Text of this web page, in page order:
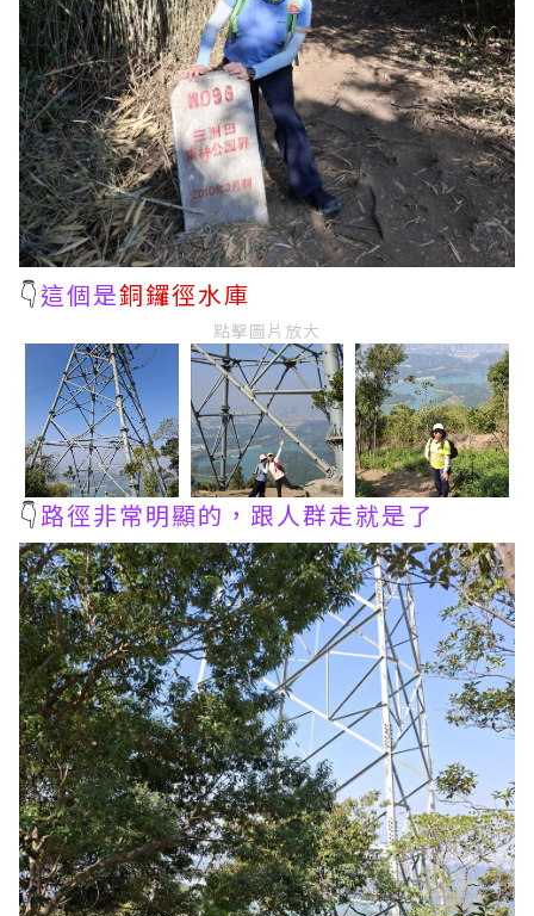
👇這個是銅鑼徑水庫
點擊圖片放大
👇路徑非常明顯的，跟人群走就是了